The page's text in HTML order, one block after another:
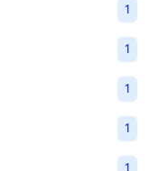
1
1
1
1
1